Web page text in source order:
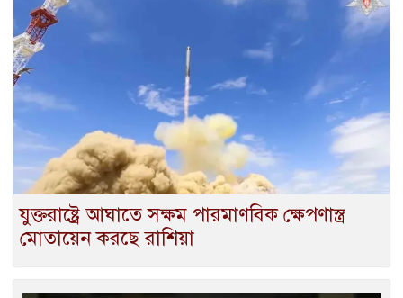
যুক্তরাষ্ট্রে আঘাতে সক্ষম পারমাণবিক ক্ষেপণাস্ত্র
মোতায়েন করছে রাশিয়া